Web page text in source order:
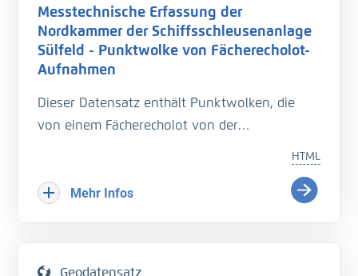
Messtechnische Erfassung der
Nordkammer der Schiffsschleusenanlage
Sülfeld - Punktwolke von Fächerecholot-
Aufnahmen
Dieser Datensatz enthält Punktwolken, die
von einem Fächerecholot von der
namens "Hydromapper", bestehend aus einem
HTML
Mehr Infos
Geodatensatz